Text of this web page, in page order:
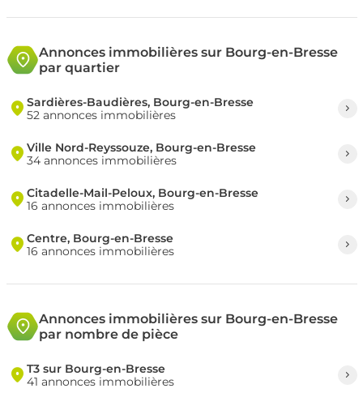
Annonces immobilières sur Bourg-en-Bresse
par quartier
Sardières-Baudières, Bourg-en-Bresse
52 annonces immobilières
Ville Nord-Reyssouze, Bourg-en-Bresse
34 annonces immobilières
Citadelle-Mail-Peloux, Bourg-en-Bresse
16 annonces immobilières
Centre, Bourg-en-Bresse
16 annonces immobilières
Annonces immobilières sur Bourg-en-Bresse
par nombre de pièce
T3 sur Bourg-en-Bresse
41 annonces immobilières